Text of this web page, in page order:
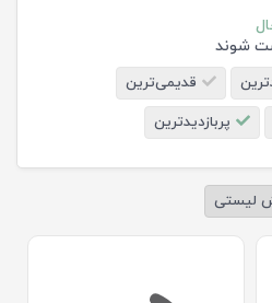
شوند
قدیمی‌ترین
پربازدیدترین
لیستی